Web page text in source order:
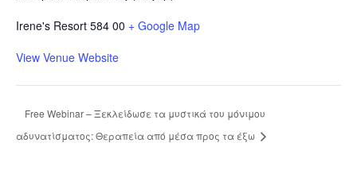
Irene's Resort 584 00 + Google Map
View Venue Website
Free Webinar – Ξεκλείδωσε τα μυστικά του μόνιμου
αδυνατίσματος: Θεραπεία από μέσα προς τα έξω